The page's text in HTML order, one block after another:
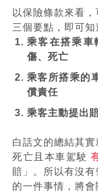
以保險條款來看
三個要點，即可知
乘客在搭乘車
傷、死亡
乘客所搭乘的
償責任
乘客主動提出
白話文的總結其實
死亡且本車駕駛
賠」。所以有沒
的一件事情，將